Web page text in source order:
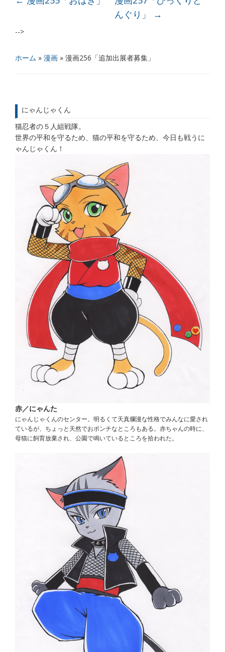
ホーム »漫画 »漫画256「追加出展者募集」
にゃんじゃくん
猫忍者の５人組戦隊。
世界の平和を守るため、猫の平和を守るため、今日も戦うに
ゃんじゃくん！
赤／にゃんた
にゃんじゃくんのセンター。明るくて天真爛漫な性格でみんなに愛され
ているが、ちょっと天然でおポンチなところもある。赤ちゃんの時に、
母猫に飼育放棄され、公園で鳴いているところを拾われた。
んぐり」
→
-->